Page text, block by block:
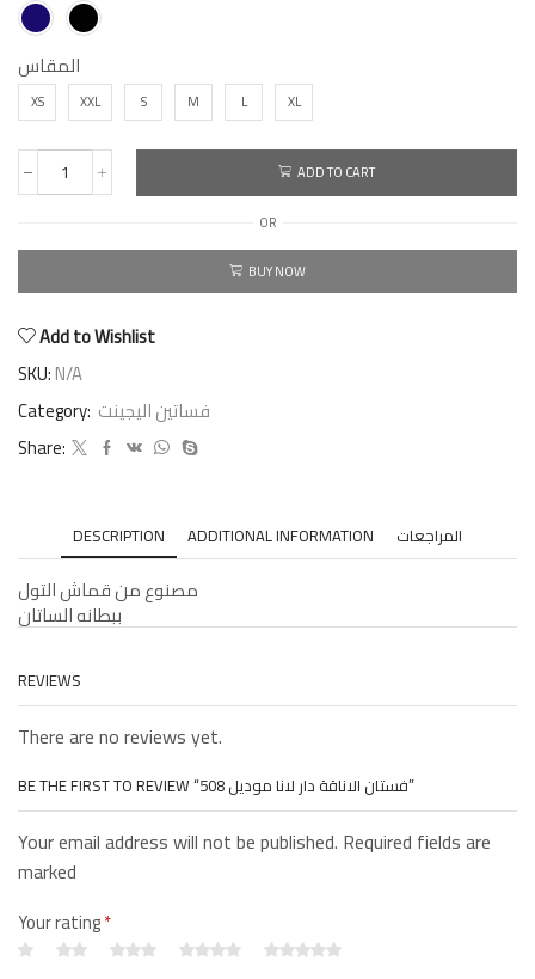
المقاس
XS XXL S M L XL
ADD TO CART
OR
BUY NOW
Add to Wishlist
SKU:N/A
Category: فساتين اليجينت
Share:
DESCRIPTION ADDITIONAL INFORMATION المراجعات
مصنوع من قماش التول
ببطانه الساتان
REVIEWS
There are no reviews yet.
BE THE FIRST TO REVIEW “فستان الاناقة دار لانا موديل 508”
Your email address will not be published. Required fields are
marked
Your rating*